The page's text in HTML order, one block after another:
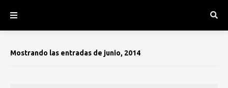
Mostrando las entradas de junio, 2014